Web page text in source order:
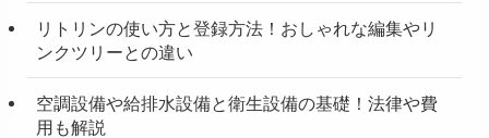
リトリンの使い方と登録方法！おしゃれな編集やリ
ンクツリーとの違い
空調設備や給排水設備と衛生設備の基礎！法律や費
用も解説